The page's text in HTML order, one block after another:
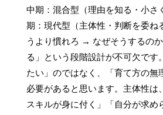
中期：混合型（理由を知る・小さ
期：現代型（主体性・判断を委ね
うより慣れろ → なぜそうするの
る」という段階設計が不可欠です
たい」のではなく、「育て方の無
必要があると思います。主体性は
スキルが身に付く」「自分が求め